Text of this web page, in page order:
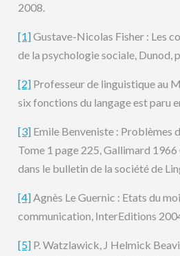
2008.
[1]Gustave-Nicolas Fisher : Les
de la psychologie sociale, Dunod,
[2] Professeur de linguistique au
six fonctions du langage est paru
[3] Emile Benveniste : Problèmes
Tome 1 page 225, Gallimard
dans le bulletin de la société de
[4]Agnès Le Guernic : Etats du
communication, InterEditions
[5] P. Watzlawick, J Helmick